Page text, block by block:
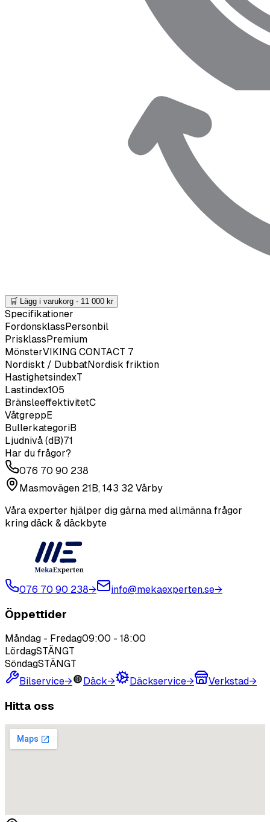
🛒 Lägg i varukorg - 11 000 kr
Specifikationer
FordonsklassPersonbil
PrisklassPremium
MönsterVIKING CONTACT 7
Nordiskt / DubbatNordisk friktion
HastighetsindexT
Lastindex105
BränsleeffektivitetC
VåtgreppE
BullerkategoriB
Ljudnivå (dB)71
Har du frågor?
076 70 90 238
Masmovägen 21B, 143 32 Vårby
Våra experter hjälper dig gärna med allmänna frågor
kring däck & däckbyte
076 70 90 238→ info@mekaexperten.se→
Öppettider
Måndag - Fredag09:00 - 18:00
LördagSTÄNGT
SöndagSTÄNGT
Bilservice→ Däck→ Däckservice→ Verkstad→
Hitta oss